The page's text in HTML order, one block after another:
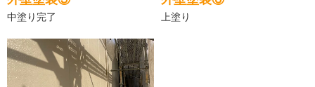
中塗り完了 上塗り